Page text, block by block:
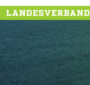
LANDESVERBAND